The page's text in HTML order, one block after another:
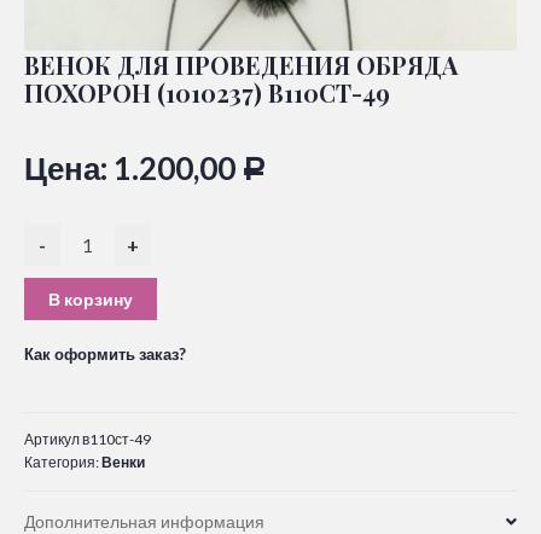
ВЕНОК ДЛЯ ПРОВЕДЕНИЯ ОБРЯДА
ПОХОРОН (1010237) В110СТ-49
Цена: 1.200,00 Р
- +
В корзину
Как оформить заказ?
Артикулв110ст-49
Категория:Венки
Дополнительная информация